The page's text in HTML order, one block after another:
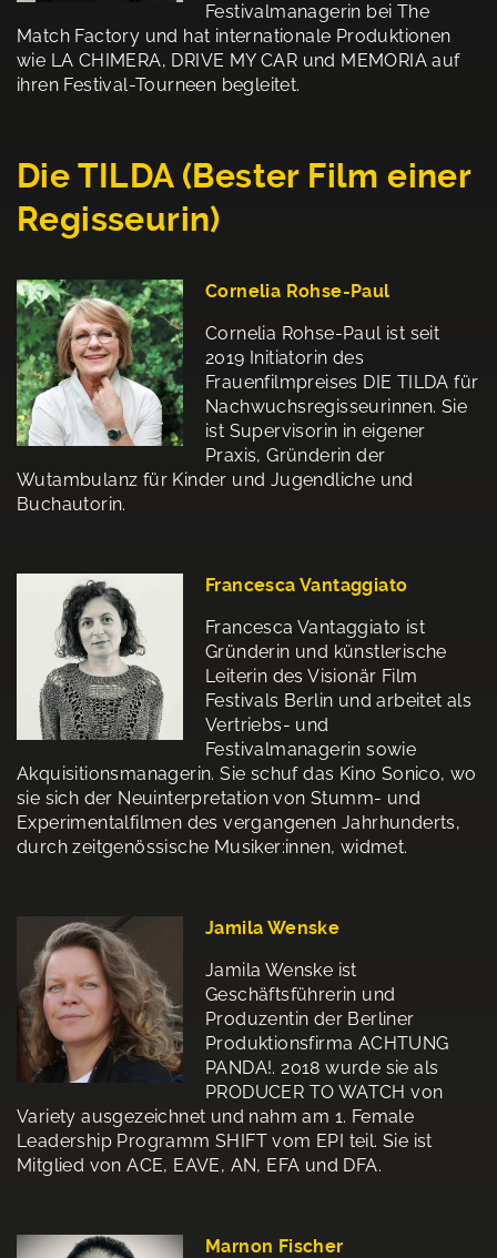
Festivalmanagerin bei The
Match Factory und hat internationale Produktionen
wie LA CHIMERA, DRIVE MY CAR und MEMORIA auf
ihren Festival-Tourneen begleitet.
Die TILDA (Bester Film einer
Regisseurin)
Cornelia Rohse-Paul
Cornelia Rohse-Paul ist seit
2019 Initiatorin des
Frauenfilmpreises DIE TILDA für
Nachwuchsregisseurinnen. Sie
ist Supervisorin in eigener
Praxis, Gründerin der
Wutambulanz für Kinder und Jugendliche und
Buchautorin.
Francesca Vantaggiato
Francesca Vantaggiato ist
Gründerin und künstlerische
Leiterin des Visionär Film
Festivals Berlin und arbeitet als
Vertriebs- und
Festivalmanagerin sowie
Akquisitionsmanagerin. Sie schuf das Kino Sonico, wo
sie sich der Neuinterpretation von Stumm- und
Experimentalfilmen des vergangenen Jahrhunderts,
durch zeitgenössische Musiker:innen, widmet.
Jamila Wenske
Jamila Wenske ist
Geschäftsführerin und
Produzentin der Berliner
Produktionsfirma ACHTUNG
PANDA!. 2018 wurde sie als
PRODUCER TO WATCH von
Variety ausgezeichnet und nahm am 1. Female
Leadership Programm SHIFT vom EPI teil. Sie ist
Mitglied von ACE, EAVE, AN, EFA und DFA.
Marnon Fischer